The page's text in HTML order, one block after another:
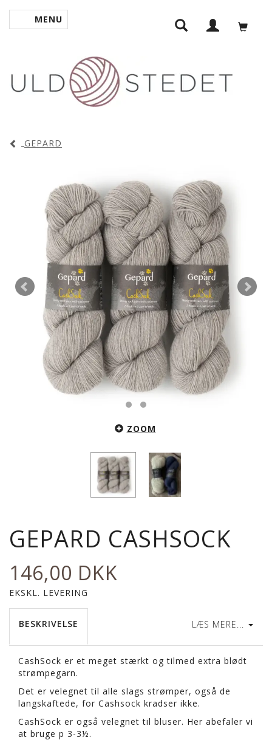
SKIFTE NAVIGATION
MENU
GEPARD
ZOOM
GEPARD CASHSOCK
146,00 DKK
EKSKL. LEVERING
LÆS MERE...
BESKRIVELSE
CashSock er et meget stærkt og tilmed extra blødt
strømpegarn.
Det er velegnet til alle slags strømper, også de
langskaftede, for Cashsock kradser ikke.
CashSock er også velegnet til bluser. Her abefaler vi
at bruge p 3-3½.